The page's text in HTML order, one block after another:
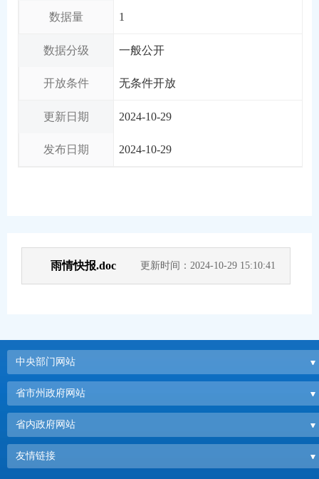
数据量 1
数据分级 一般公开
开放条件 无条件开放
更新日期 2024-10-29
发布日期 2024-10-29
雨情快报.doc 更新时间：2024-10-29 15:10:41
中央部门网站
省市州政府网站
省内政府网站
友情链接